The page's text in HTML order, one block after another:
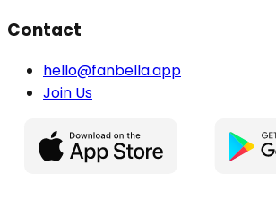
Contact
hello@fanbella.app
Join Us